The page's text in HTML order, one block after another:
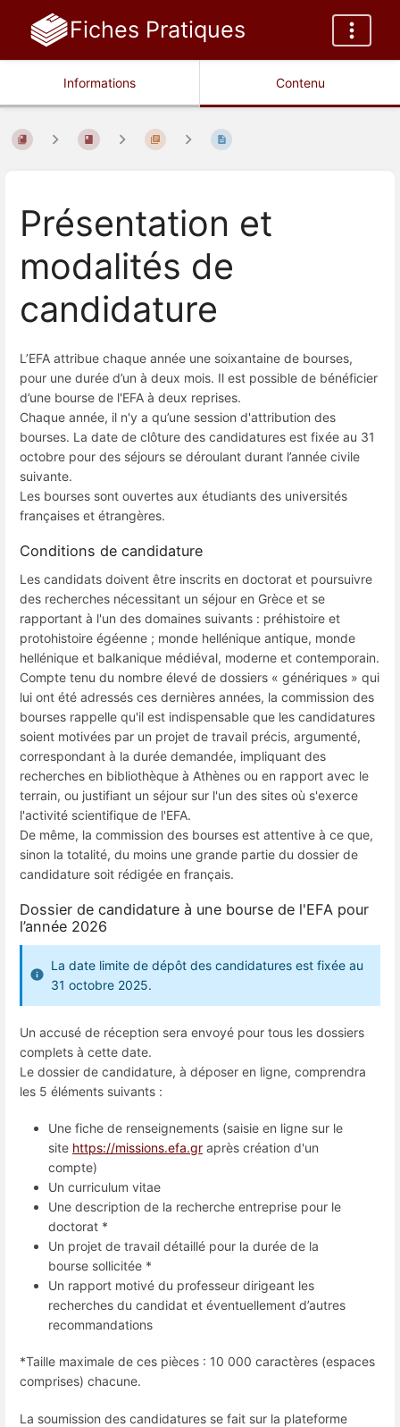
Fiches Pratiques
Informations Contenu
Présentation et
modalités de
candidature
L’EFA attribue chaque année une soixantaine de bourses,
pour une durée d’un à deux mois. Il est possible de bénéficier
d’une bourse de l'EFA à deux reprises.
Chaque année, il n'y a qu’une session d'attribution des
bourses. La date de clôture des candidatures est fixée au 31
octobre pour des séjours se déroulant durant l’année civile
suivante.
Les bourses sont ouvertes aux étudiants des universités
françaises et étrangères.
Conditions de candidature
Les candidats doivent être inscrits en doctorat et poursuivre
des recherches nécessitant un séjour en Grèce et se
rapportant à l'un des domaines suivants : préhistoire et
protohistoire égéenne ; monde hellénique antique, monde
hellénique et balkanique médiéval, moderne et contemporain.
Compte tenu du nombre élevé de dossiers « génériques » qui
lui ont été adressés ces dernières années, la commission des
bourses rappelle qu'il est indispensable que les candidatures
soient motivées par un projet de travail précis, argumenté,
correspondant à la durée demandée, impliquant des
recherches en bibliothèque à Athènes ou en rapport avec le
terrain, ou justifiant un séjour sur l'un des sites où s'exerce
l'activité scientifique de l'EFA.
De même, la commission des bourses est attentive à ce que,
sinon la totalité, du moins une grande partie du dossier de
candidature soit rédigée en français.
Dossier de candidature à une bourse de l'EFA pour
l’année 2026
La date limite de dépôt des candidatures est fixée au
31 octobre 2025.
Un accusé de réception sera envoyé pour tous les dossiers
complets à cette date.
Le dossier de candidature, à déposer en ligne, comprendra
les 5 éléments suivants :
Une fiche de renseignements (saisie en ligne sur le
site https://missions.efa.gr après création d'un
compte)
Un curriculum vitae
Une description de la recherche entreprise pour le
doctorat *
Un projet de travail détaillé pour la durée de la
bourse sollicitée *
Un rapport motivé du professeur dirigeant les
recherches du candidat et éventuellement d’autres
recommandations
*Taille maximale de ces pièces : 10 000 caractères (espaces
comprises) chacune.
La soumission des candidatures se fait sur la plateforme